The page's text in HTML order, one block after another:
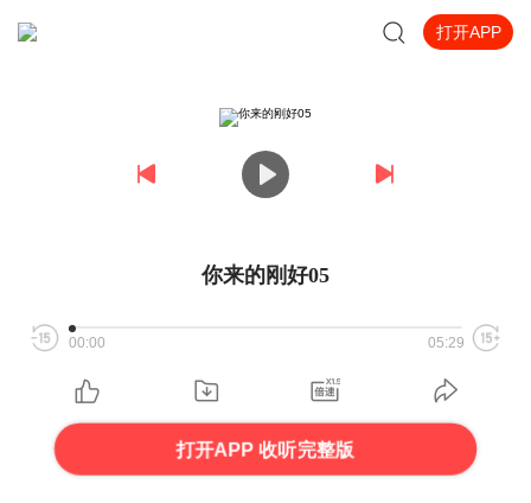
打开APP
你来的刚好05
00:00 05:29
打开APP 收听完整版